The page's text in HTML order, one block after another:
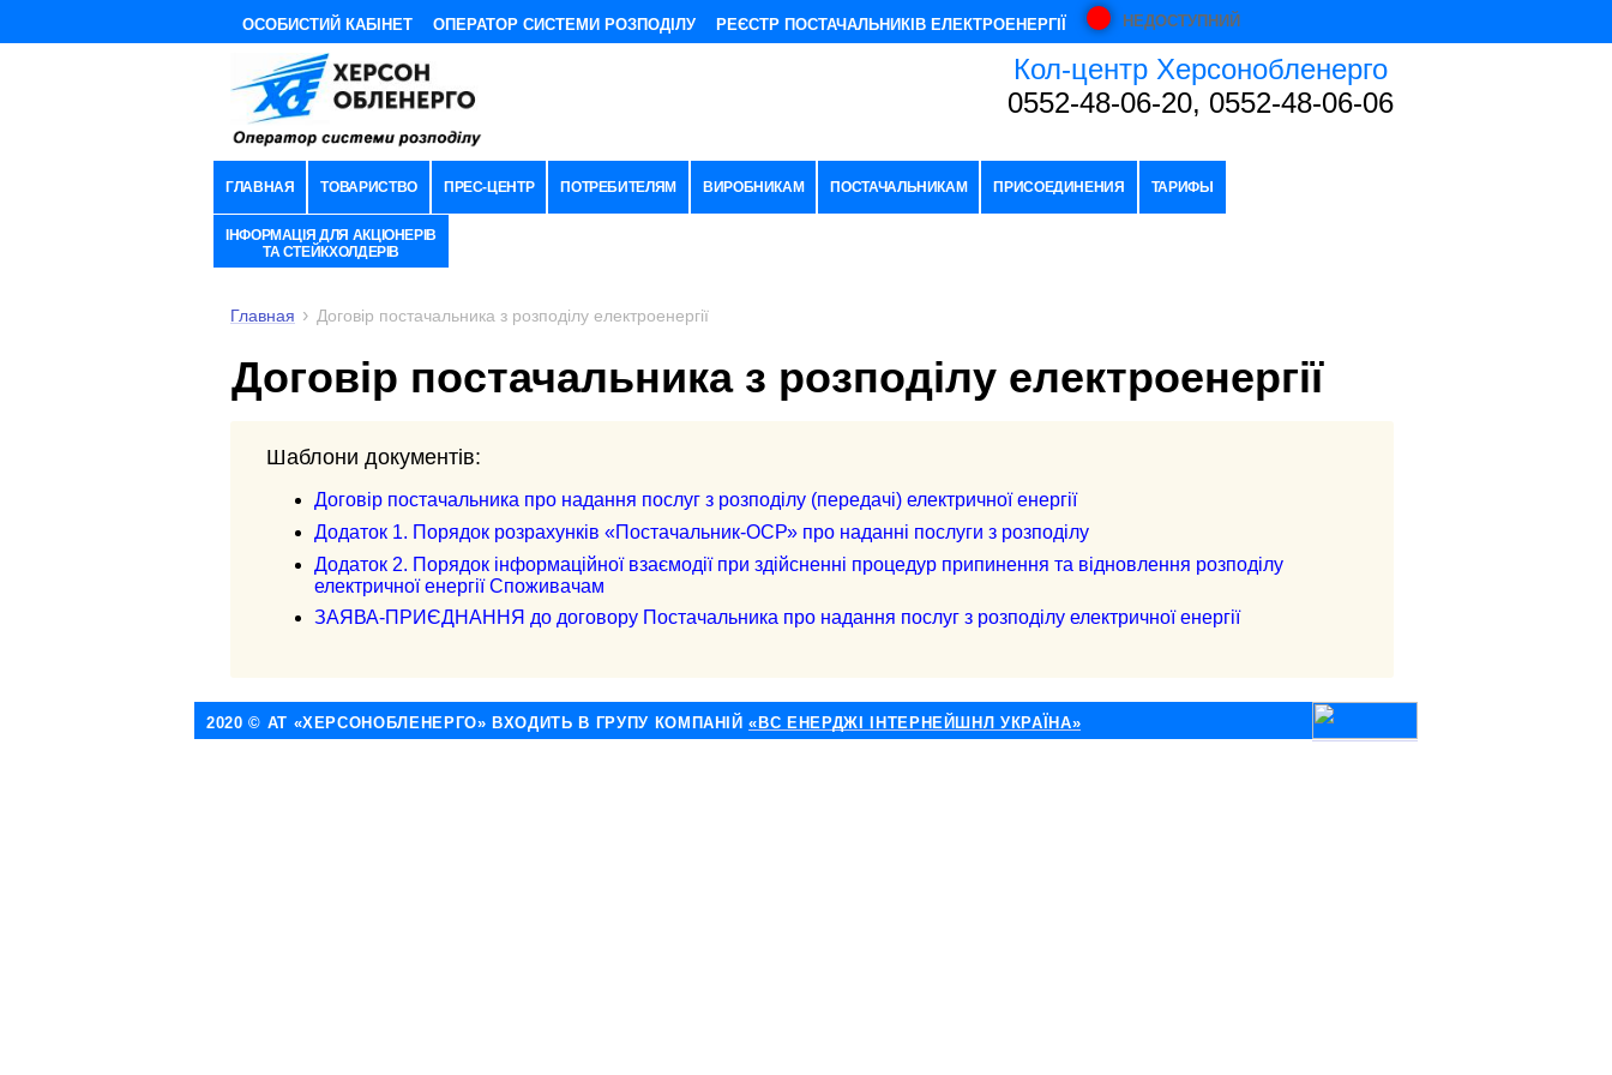
ОСОБИСТИЙ КАБІНЕТ ОПЕРАТОР СИСТЕМИ РОЗПОДІЛУ РЕЄСТР ПОСТАЧАЛЬНИКІВ ЕЛЕКТРОЕНЕРГІЇ НЕДОСТУПНИЙ
Кол-центр Херсонобленерго
0552-48-06-20, 0552-48-06-06
ГЛАВНАЯ ТОВАРИСТВО ПРЕС-ЦЕНТР ПОТРЕБИТЕЛЯМ ВИРОБНИКАМ ПОСТАЧАЛЬНИКАМ ПРИСОЕДИНЕНИЯ ТАРИФЫ
ІНФОРМАЦІЯ ДЛЯ АКЦІОНЕРІВ
ТА СТЕЙКХОЛДЕРІВ
Главная Договір постачальника з розподілу електроенергії
Договір постачальника з розподілу електроенергії
Шаблони документів:
Договір постачальника про надання послуг з розподілу (передачі) електричної енергії
Додаток 1. Порядок розрахунків «Постачальник-ОСР» про наданні послуги з розподілу
Додаток 2. Порядок інформаційної взаємодії при здійсненні процедур припинення та відновлення розподілу
електричної енергії Споживачам
ЗАЯВА-ПРИЄДНАННЯ до договору Постачальника про надання послуг з розподілу електричної енергії
2020 © АТ «ХЕРСОНОБЛЕНЕРГО» ВХОДИТЬ В ГРУПУ КОМПАНІЙ«ВС ЕНЕРДЖІ ІНТЕРНЕЙШНЛ УКРАЇНА»